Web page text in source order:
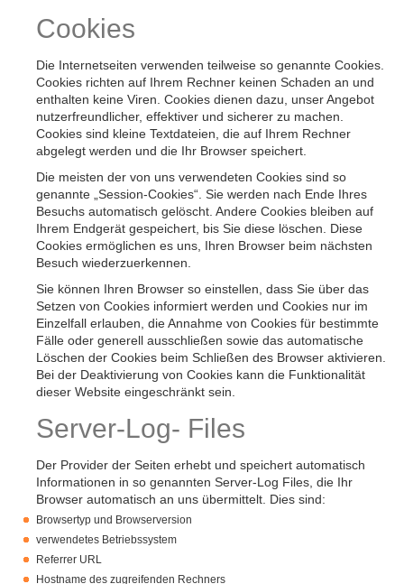
Cookies
Die Internetseiten verwenden teilweise so genannte Cookies.
Cookies richten auf Ihrem Rechner keinen Schaden an und
enthalten keine Viren. Cookies dienen dazu, unser Angebot
nutzerfreundlicher, effektiver und sicherer zu machen.
Cookies sind kleine Textdateien, die auf Ihrem Rechner
abgelegt werden und die Ihr Browser speichert.
Die meisten der von uns verwendeten Cookies sind so
genannte „Session-Cookies“. Sie werden nach Ende Ihres
Besuchs automatisch gelöscht. Andere Cookies bleiben auf
Ihrem Endgerät gespeichert, bis Sie diese löschen. Diese
Cookies ermöglichen es uns, Ihren Browser beim nächsten
Besuch wiederzuerkennen.
Sie können Ihren Browser so einstellen, dass Sie über das
Setzen von Cookies informiert werden und Cookies nur im
Einzelfall erlauben, die Annahme von Cookies für bestimmte
Fälle oder generell ausschließen sowie das automatische
Löschen der Cookies beim Schließen des Browser aktivieren.
Bei der Deaktivierung von Cookies kann die Funktionalität
dieser Website eingeschränkt sein.
Server-Log- Files
Der Provider der Seiten erhebt und speichert automatisch
Informationen in so genannten Server-Log Files, die Ihr
Browser automatisch an uns übermittelt. Dies sind:
Browsertyp und Browserversion
verwendetes Betriebssystem
Referrer URL
Hostname des zugreifenden Rechners